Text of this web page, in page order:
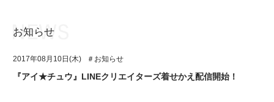
お知らせ
2017年08月10日(木) ＃お知らせ
『アイ★チュウ』LINEクリエイターズ着せかえ配信開始！